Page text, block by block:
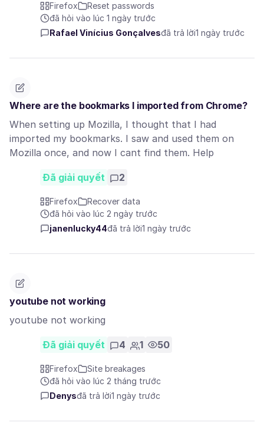
Firefox
Reset passwords
đã hỏi vào lúc 1 ngày trước
Rafael Vinícius Gonçalvesđã trả lời1 ngày trước
Where are the bookmarks I imported from Chrome?
When setting up Mozilla, I thought that I had
imported my bookmarks. I saw and used them on
Mozilla once, and now I cant find them. Help
Đã giải quyết 2
Firefox
Recover data
đã hỏi vào lúc 2 ngày trước
janenlucky44đã trả lời1 ngày trước
youtube not working
youtube not working
Đã giải quyết 4 1 50
Firefox
Site breakages
đã hỏi vào lúc 2 tháng trước
Denysđã trả lời1 ngày trước